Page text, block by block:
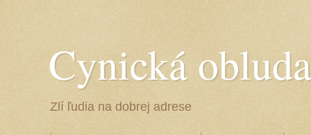
Cynická obluda
Zlí ľudia na dobrej adrese